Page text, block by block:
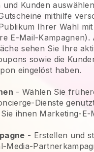
und Kunden
mithilfe
Ihrer Wahl
E-Mail-
sehen Sie Ihre
sowie die
eingelöst haben.
-Wählen Sie
Dienste
ihnen Marketing-E-
- Erstellen und
Media-